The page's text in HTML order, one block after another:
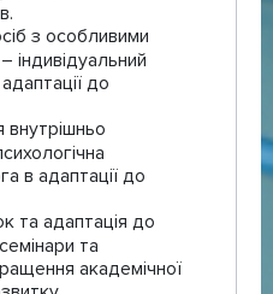
з особливими
індивідуальний
до
внутрішньо
в адаптації до
та адаптація до
та
академічної